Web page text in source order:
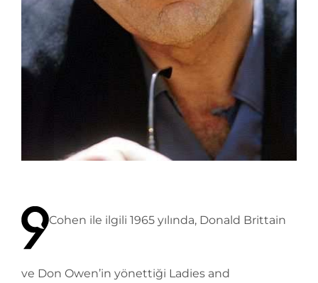
Cohen ile ilgili 1965 yılında, Donald Brittain
ve Don Owen’in yönettiği Ladies and